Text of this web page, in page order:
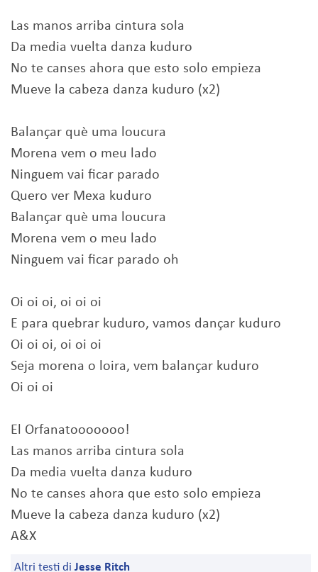
Las manos arriba cintura sola
Da media vuelta danza kuduro
No te canses ahora que esto solo empieza
Mueve la cabeza danza kuduro (x2)
Balançar què uma loucura
Morena vem o meu lado
Ninguem vai ficar parado
Quero ver Mexa kuduro
Balançar què uma loucura
Morena vem o meu lado
Ninguem vai ficar parado oh
Oi oi oi, oi oi oi
E para quebrar kuduro, vamos dançar kuduro
Oi oi oi, oi oi oi
Seja morena o loira, vem balançar kuduro
Oi oi oi
El Orfanatooooooo!
Las manos arriba cintura sola
Da media vuelta danza kuduro
No te canses ahora que esto solo empieza
Mueve la cabeza danza kuduro (x2)
A&X
Altri testi di Jesse Ritch